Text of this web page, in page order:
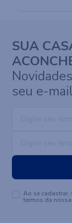
SUA
seu e-
Ao se cadastrar,
termos da nossa